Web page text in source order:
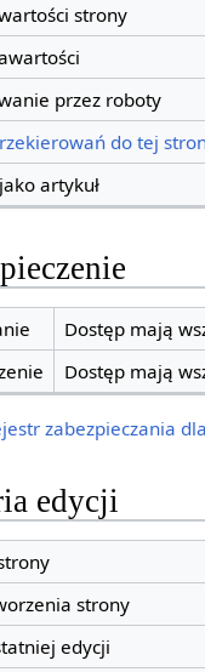
strony
przez roboty
do tej
artykuł
Dostęp mają
Dostęp mają
zabezpieczania
edycji
strony
edycji